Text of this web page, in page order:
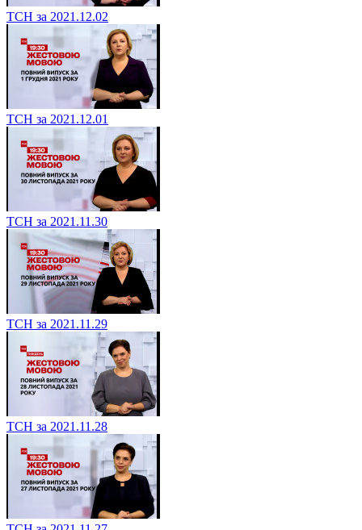
ТСН за 2021.12.02
ТСН за 2021.12.01
ТСН за 2021.11.30
ТСН за 2021.11.29
ТСН за 2021.11.28